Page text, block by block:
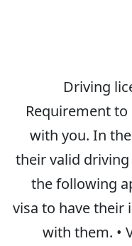
Driving
Requirement
with you. In
their valid
the following
visa to have their
with them. •